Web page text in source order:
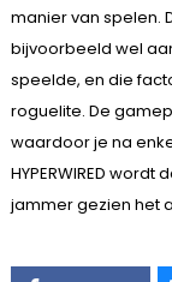
manier van spelen.
bijvoorbeeld wel
speelde, en die
roguelite. De
waardoor je na
HYPERWIRED
jammer gezien het